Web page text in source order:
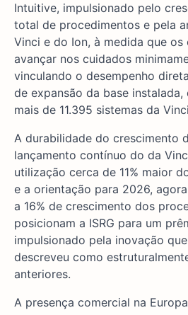
Intuitive, impulsionado pelo
total de procedimentos e pela
Vinci e do Ion, à medida que os
avançar nos cuidados
vinculando o desempenho
de expansão da base
mais de 11.395 sistemas da
A durabilidade do crescimento
lançamento contínuo do da
utilização cerca de 11% maior
e a orientação para 2026,
a 16% de crescimento dos
posicionam a ISRG para um
impulsionado pela inovação
descreveu como
anteriores.
A presença comercial na